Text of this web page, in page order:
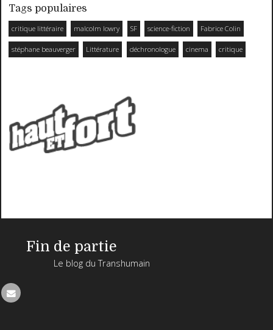
Tags populaires
critique littéraire malcolm lowry SF science-fiction Fabrice Colin
stéphane beauverger Littérature déchronologue cinema critique
Fin de partie
Le blog du Transhumain